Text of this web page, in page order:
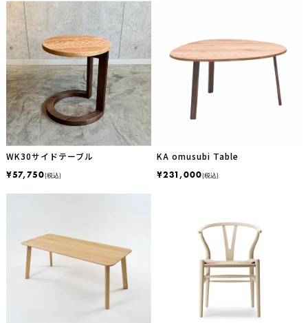
WK30サイドテーブル
¥57,750(税込)
KA omusubi Table
¥231,000(税込)